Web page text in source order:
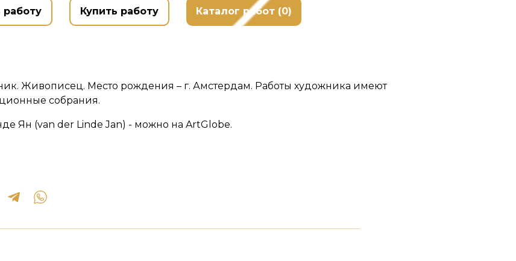
Купить работу Каталог работ (0)
Живописец. Место рождения – г. Амстердам. Работы художника имеют
собрания.
Ян (van der Linde Jan) - можно на ArtGlobe.